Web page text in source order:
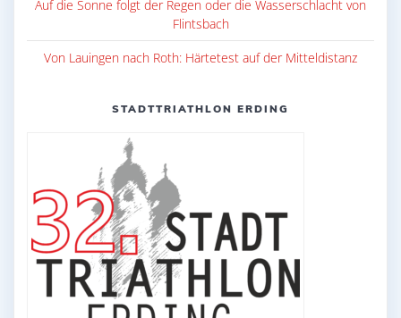
Auf die Sonne folgt der Regen oder die Wasserschlacht von
Flintsbach
Von Lauingen nach Roth: Härtetest auf der Mitteldistanz
STADTTRIATHLON ERDING